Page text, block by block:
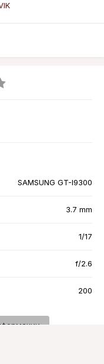
SAMSUNG GT-I9300
3.7 mm
1/17
f/2.6
200